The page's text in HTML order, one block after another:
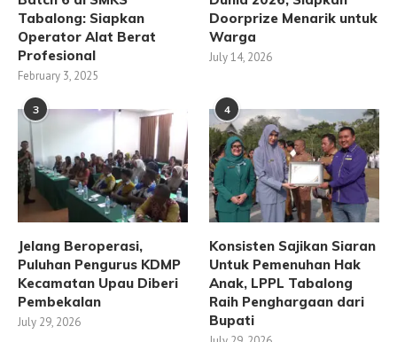
Tabalong: Siapkan
Operator Alat Berat
Profesional
February 3, 2025
Doorprize Menarik untuk
Warga
July 14, 2026
3
Jelang Beroperasi,
Puluhan Pengurus KDMP
Kecamatan Upau Diberi
Pembekalan
July 29, 2026
4
Konsisten Sajikan Siaran
Untuk Pemenuhan Hak
Anak, LPPL Tabalong
Raih Penghargaan dari
Bupati